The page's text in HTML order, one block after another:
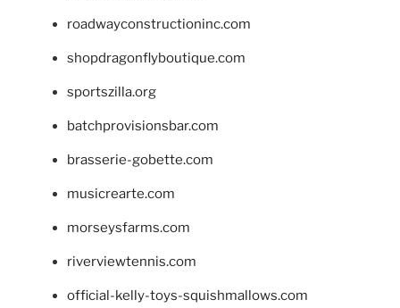
roadwayconstructioninc.com
shopdragonflyboutique.com
sportszilla.org
batchprovisionsbar.com
brasserie-gobette.com
musicrearte.com
morseysfarms.com
riverviewtennis.com
official-kelly-toys-squishmallows.com